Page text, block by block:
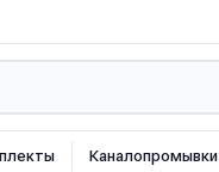
Каналопромывки